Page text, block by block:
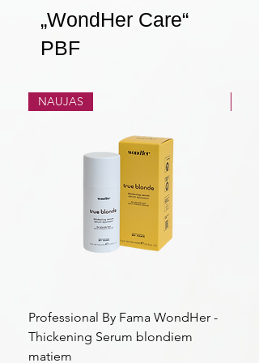
„WondHer Care“
PBF
NAUJAS
Professional By Fama WondHer -
Thickening Serum blondiem
matiem